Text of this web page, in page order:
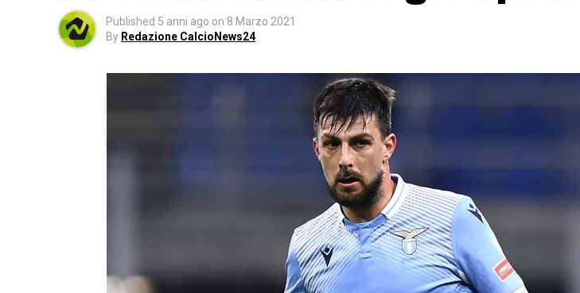
Published 5 anni ago on 8 Marzo 2021
By Redazione CalcioNews24